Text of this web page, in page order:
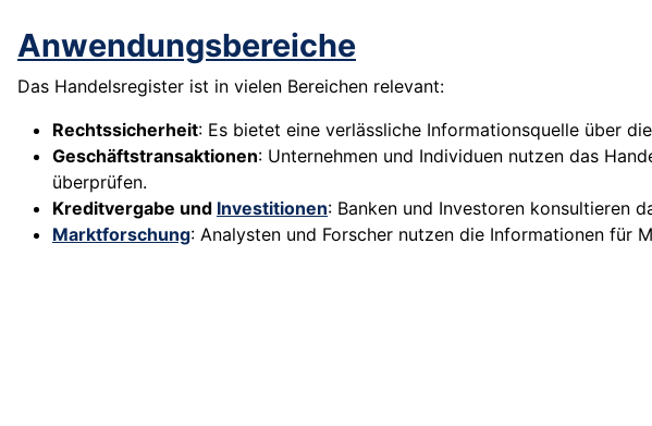
Anwendungsbereiche
Das Handelsregister ist in vielen Bereichen relevant:
Rechtssicherheit: Es bietet eine verlässliche Informationsquelle über
Geschäftstransaktionen: Unternehmen und Individuen nutzen das
überprüfen.
Kreditvergabe und Investitionen: Banken und Investoren konsultieren
Marktforschung: Analysten und Forscher nutzen die Informationen für